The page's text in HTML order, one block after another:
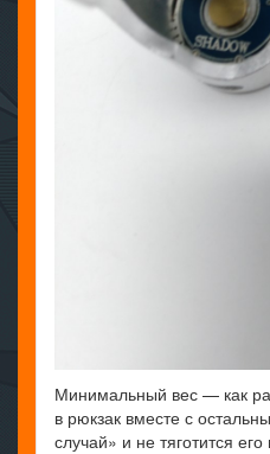
Минимальный вес — как
в рюкзак вместе с
случай» и не тяготится